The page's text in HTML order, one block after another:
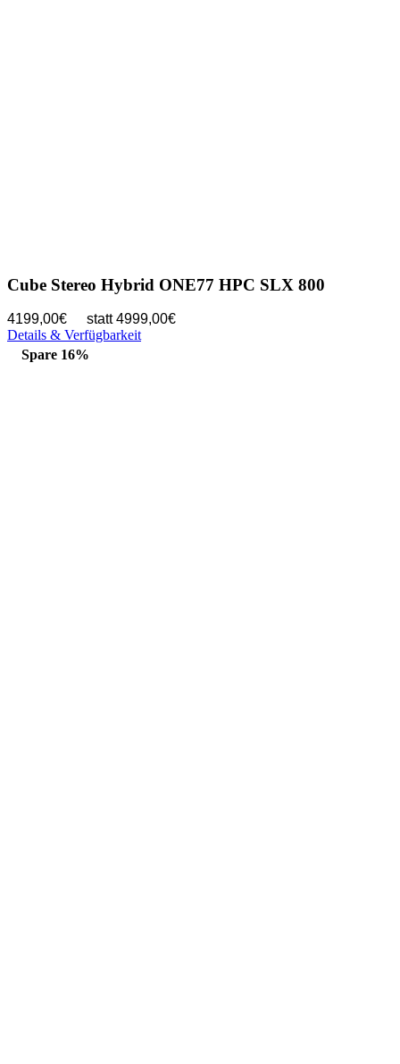
Cube Stereo Hybrid ONE77 HPC SLX 800
4199,00€
statt 4999,00€
Details & Verfügbarkeit
Spare 16%